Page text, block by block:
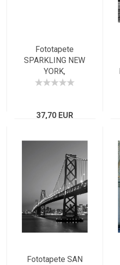
Fototapete
SPARKLING NEW
YORK,
368x127cm,
Nacht
37,70 EUR
Fototapete SAN